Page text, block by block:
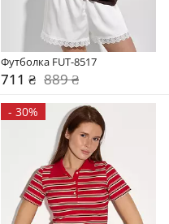
Футболка FUT-8517
711 ₴ 889 ₴
- 30%